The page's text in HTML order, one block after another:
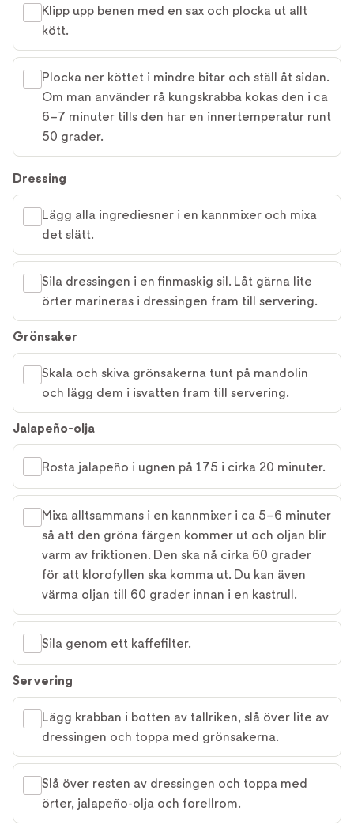
Klipp upp benen med en sax och plocka ut allt
kött.
Plocka ner köttet i mindre bitar och ställ åt sidan.
Om man använder rå kungskrabba kokas den i ca
6–7 minuter tills den har en innertemperatur runt
50 grader.
Dressing
Lägg alla ingrediesner i en kannmixer och mixa
det slätt.
Sila dressingen i en finmaskig sil. Låt gärna lite
örter marineras i dressingen fram till servering.
Grönsaker
Skala och skiva grönsakerna tunt på mandolin
och lägg dem i isvatten fram till servering.
Jalapeño-olja
Rosta jalapeño i ugnen på 175 i cirka 20 minuter.
Mixa alltsammans i en kannmixer i ca 5–6 minuter
så att den gröna färgen kommer ut och oljan blir
varm av friktionen. Den ska nå cirka 60 grader
för att klorofyllen ska komma ut. Du kan även
värma oljan till 60 grader innan i en kastrull.
Sila genom ett kaffefilter.
Servering
Lägg krabban i botten av tallriken, slå över lite av
dressingen och toppa med grönsakerna.
Slå över resten av dressingen och toppa med
örter, jalapeño-olja och forellrom.